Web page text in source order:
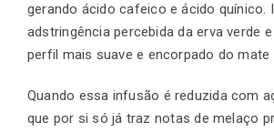
gerando ácido cafeico e ácido quínico.
adstringência percebida da erva verde
perfil mais suave e encorpado do mate
Quando essa infusão é reduzida com
que por si só já traz notas de melaço